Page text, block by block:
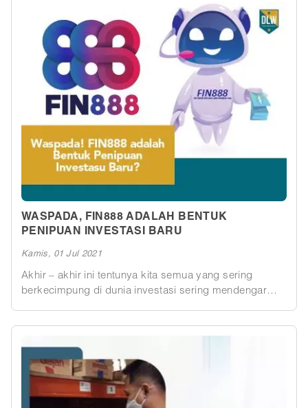
investasi yang populer. Apa itu ? Jawabanya Robot
Trading Net89 dan Forex Copy. Kedua bentuk investasi
ini memiliki kesamaan yaitu sama-sama di ranah
trading forex atau trading valas. Kesamaan kedua
adalah anda tidak perlu belajar mengenai trading forex
berhari-hari atau bertahun-tahun, anda hanya cukup
meletakkan dana anda dan membiarkan mereka
bertumbuh.
WASPADA, FIN888 ADALAH BENTUK
PENIPUAN INVESTASI BARU
Kamis, 01 Jul 2021
Akhir – akhir ini tentunya kita semua yang sering
berkecimpung di dunia investasi sering mendengar
investasinya cukup menggiurkan. Kami dengar banyak
juga yang sudah menjual aset mereka guna ikut masuk
ke dalam program investasi ini. Apakah ini investasi
baru? Atau mungkin penipuan?